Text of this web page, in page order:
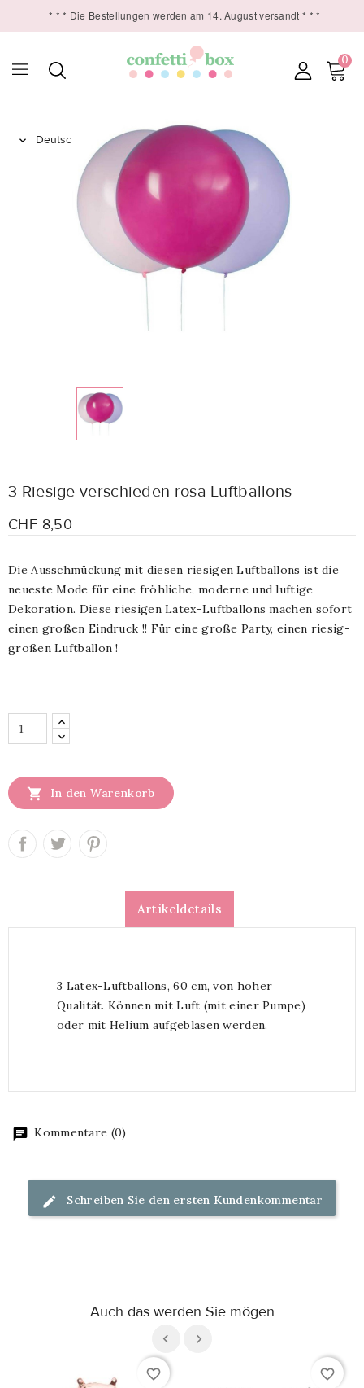
* * * Die Bestellungen werden am 14. August versandt * * *
0

3 Riesige verschieden rosa Luftballons
CHF 8,50
Die Ausschmückung mit diesen riesigen Luftballons ist die
neueste Mode für eine fröhliche, moderne und luftige
Dekoration. Diese riesigen Latex-Luftballons machen sofort
einen großen Eindruck !! Für eine große Party, einen riesig-
großen Luftballon !
 In den Warenkorb
Artikeldetails
3 Latex-Luftballons, 60 cm, von hoher
Qualität. Können mit Luft (mit einer Pumpe)
oder mit Helium aufgeblasen werden.
Kommentare (0)
Schreiben Sie den ersten Kundenkommentar
Auch das werden Sie mögen
favorite_border favorite_border